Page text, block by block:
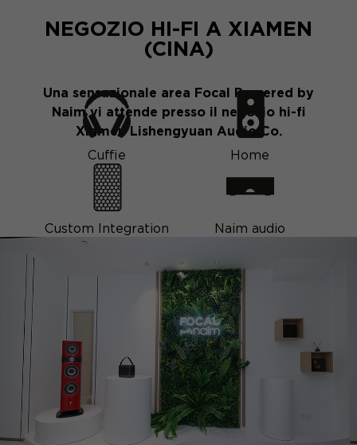
NEGOZIO HI-FI A XIAMEN
(CINA)
Una sensazionale area Focal Powered by
Naim vi attende presso il negozio hi-fi
Xiamen Lishengyuan Audio Co.
Cuffie
Home
Custom Integration Naim audio